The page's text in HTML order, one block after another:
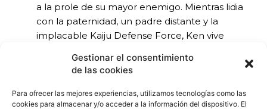
Gestionar el consentimiento
de las cookies
Para ofrecer las mejores experiencias, utilizamos tecnologías como las
cookies para almacenar y/o acceder a la información del dispositivo. El
a la prole de su mayor enemigo. Mientras lidia
con la paternidad, un padre distante y la
implacable Kaiju Defense Force, Ken vive
un lado su ego y descubrir qué significa
Director:Shannon Tindle(Ollie está perdido)